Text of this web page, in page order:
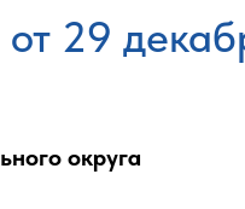
от 29
округа